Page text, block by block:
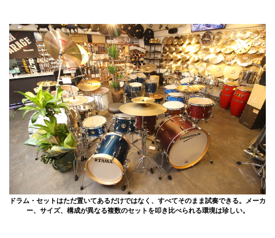
ドラム・セットはただ置いてあるだけではなく、すべてそのまま試奏できる。メーカ
ー、サイズ、構成が異なる複数のセットを叩き比べられる環境は珍しい。